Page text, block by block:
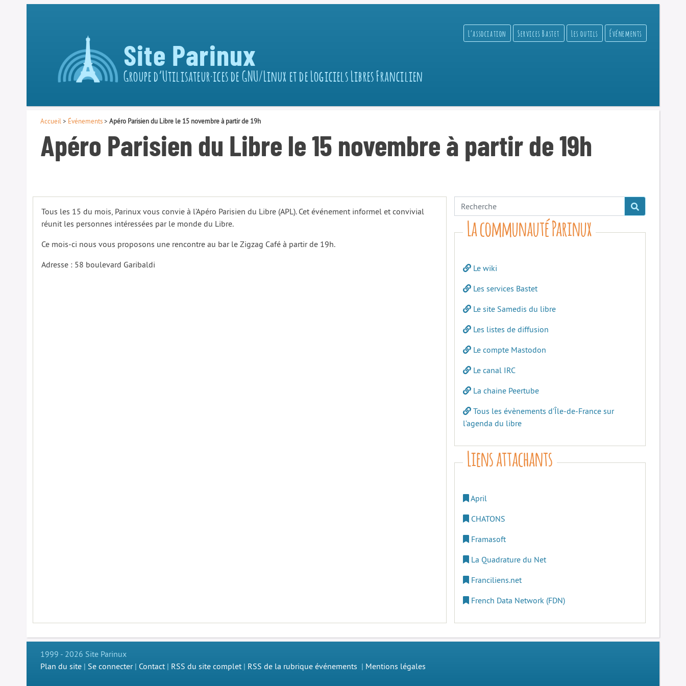
Site Parinux
Groupe d’Utilisateur·ices de GNU/Linux et de Logiciels Libres Francilien
L’association Services Bastet Les outils Événements
Accueil > Événements> Apéro Parisien du Libre le 15 novembre à partir de 19h
Apéro Parisien du Libre le 15 novembre à partir de 19h
Tous les 15 du mois, Parinux vous convie à l’Apéro Parisien du Libre (APL). Cet événement informel et convivial
réunit les personnes intéressées par le monde du Libre.
Ce mois-ci nous vous proposons une rencontre au bar le Zigzag Café à partir de 19h.
Adresse : 58 boulevard Garibaldi
La communauté Parinux
Le wiki
Les services Bastet
Le site Samedis du libre
Les listes de diffusion
Le compte Mastodon
Le canal IRC
La chaine Peertube
Tous les évènements d’Île-de-France sur
l’agenda du libre
Liens attachants
April
CHATONS
Framasoft
La Quadrature du Net
Franciliens.net
French Data Network (FDN)
1999 - 2026 Site Parinux
Plan du site | Se connecter| Contact | RSS du site complet | RSS de la rubrique événements | Mentions légales